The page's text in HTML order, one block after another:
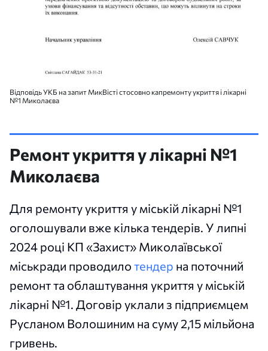
Відповідь УКБ на запит МикВісті стосовно капремонту укриття і лікарні
№1 Миколаєва
Ремонт укриття у лікарні №1
Миколаєва
Для ремонту укриття у міській лікарні №1
оголошували вже кілька тендерів. У липні
2024 році КП «Захист» Миколаївської
міськради проводило тендер на поточний
ремонт та облаштування укриття у міській
лікарні №1. Договір уклали з підприємцем
Русланом Волошиним на суму 2,15 мільйона
гривень.